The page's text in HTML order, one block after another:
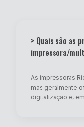
> Quais são as
impressora/
As impressoras
mas geralmente
digitalização e,